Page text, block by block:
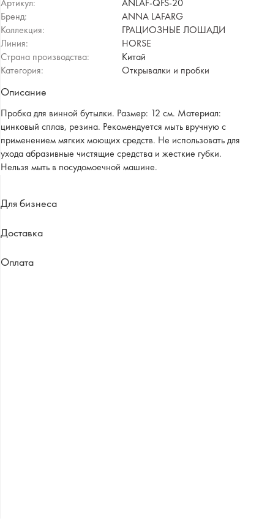
Артикул:
ANLAF-QFS-20
Бренд:
ANNA LAFARG
Коллекция:
ГРАЦИОЗНЫЕ ЛОШАДИ
Линия:
HORSE
Страна производства:
Китай
Категория:
Открывалки и пробки
Описание
Пробка для винной бутылки. Размер: 12 см. Материал:
цинковый сплав, резина. Рекомендуется мыть вручную с
применением мягких моющих средств. Не использовать для
ухода абразивные чистящие средства и жесткие губки.
Нельзя мыть в посудомоечной машине.
Для бизнеса
Доставка
Оплата